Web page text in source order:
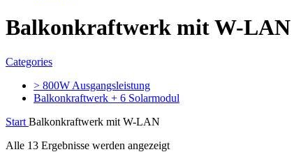
Balkonkraftwerk mit W-LAN
Categories
> 800W Ausgangsleistung
Balkonkraftwerk + 6 Solarmodul
Start Balkonkraftwerk mit W-LAN
Alle 13 Ergebnisse werden angezeigt